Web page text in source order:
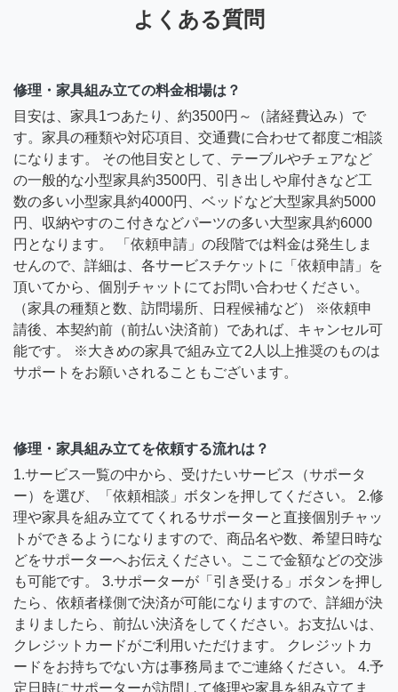
よくある質問
修理・家具組み立ての料金相場は？
目安は、家具1つあたり、約3500円～（諸経費込み）で
す。家具の種類や対応項目、交通費に合わせて都度ご相談
になります。 その他目安として、テーブルやチェアなど
の一般的な小型家具約3500円、引き出しや扉付きなど工
数の多い小型家具約4000円、ベッドなど大型家具約5000
円、収納やすのこ付きなどパーツの多い大型家具約6000
円となります。 「依頼申請」の段階では料金は発生しま
せんので、詳細は、各サービスチケットに「依頼申請」を
頂いてから、個別チャットにてお問い合わせください。
（家具の種類と数、訪問場所、日程候補など） ※依頼申
請後、本契約前（前払い決済前）であれば、キャンセル可
能です。 ※大きめの家具で組み立て2人以上推奨のものは
サポートをお願いされることもございます。
修理・家具組み立てを依頼する流れは？
1.サービス一覧の中から、受けたいサービス（サポータ
ー）を選び、「依頼相談」ボタンを押してください。 2.修
理や家具を組み立ててくれるサポーターと直接個別チャッ
トができるようになりますので、商品名や数、希望日時な
どをサポーターへお伝えください。ここで金額などの交渉
も可能です。 3.サポーターが「引き受ける」ボタンを押し
たら、依頼者様側で決済が可能になりますので、詳細が決
まりましたら、前払い決済をしてください。お支払いは、
クレジットカードがご利用いただけます。 クレジットカ
ードをお持ちでない方は事務局までご連絡ください。 4.予
定日時にサポーターが訪問して修理や家具を組み立てま